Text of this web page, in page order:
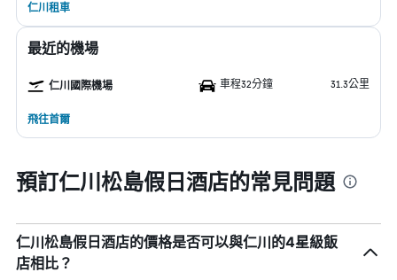
仁川租車
最近的機場
仁川國際機場 車程32分鐘 31.3公里
飛往首爾
預訂仁川松島假日酒店的常見問題
仁川松島假日酒店的價格是否可以與仁川的4星級飯
店相比？